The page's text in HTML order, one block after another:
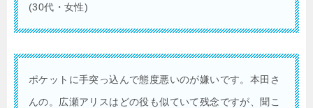
(30代・女性)
ポケットに手突っ込んで態度悪いのが嫌いです。本田さ
んの。広瀬アリスはどの役も似ていて残念ですが、聞こ